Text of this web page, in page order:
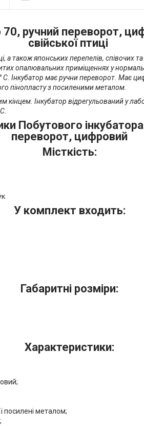
70, ручний переворот,
свійської птиці
а також японських перепелів, співочих
опалювальних приміщеннях у
° С. Інкубатор має ручни переворот. Має
пінопласту з посиленими металом.
кінцем. Інкубатор відрегульований у
Побутового
переворот, цифровий
Місткість:
У комплект входить:
Габаритні розміри:
Характеристики:
посилені металом;